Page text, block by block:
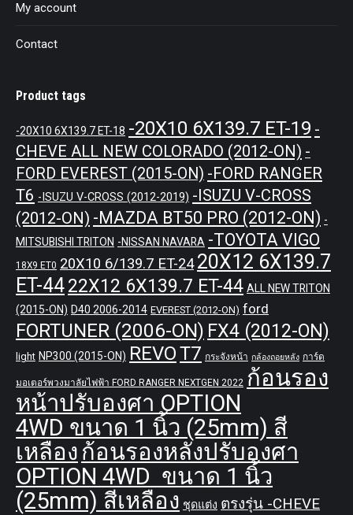
My account
Contact
Product tags
-20X10 6X139.7 ET-18 -20X10 6X139.7 ET-19 -
CHEVE ALL NEW COLORADO (2012-ON) -
FORD EVEREST (2015-ON) -FORD RANGER
T6 -ISUZU V-CROSS (2012-2019) -ISUZU V-CROSS
(2012-ON) -MAZDA BT50 PRO (2012-ON) -
MITSUBISHI TRITON -NISSAN NAVARA -TOYOTA VIGO
18X9 ET0 20X10 6/139.7 ET-24 20X12 6X139.7
ET-4422X12 6X139.7 ET-44 ALL NEW TRITON
(2015-ON) D40 2006-2014 EVEREST (2012-ON) ford
FORTUNER (2006-ON) FX4 (2012-ON)
light NP300 (2015-ON) REVOT7 กระจังหน้า กล้องถอยหลัง การ์ด
มอเตอร์พวงมาลัยไฟฟ้า FORD RANGER NEXTGEN 2022 ก้อนรอง
หน้าปรับองศา OPTION
4WD ขนาด 1 นิ้ว (25mm) สี
เหลือง ก้อนรองหลังปรับองศา
OPTION 4WD ขนาด 1 นิ้ว
(25mm) สีเหลือง ชุดแต่ง ตรงรุ่น -CHEVE